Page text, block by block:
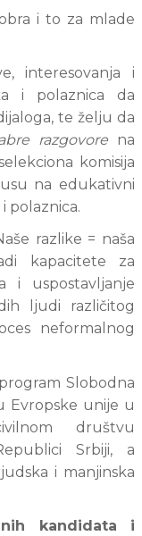
i to za mlade
interesovanja i
i polaznica da
te želju da
razgovore na
komisija
na edukativni
polaznica.
razlike = naša
kapacitete za
i uspostavljanje
ljudi različitog
neformalnog
Slobodna
Evropske unije u
društvu
Srbiji, a
i manjinska
kandidata i